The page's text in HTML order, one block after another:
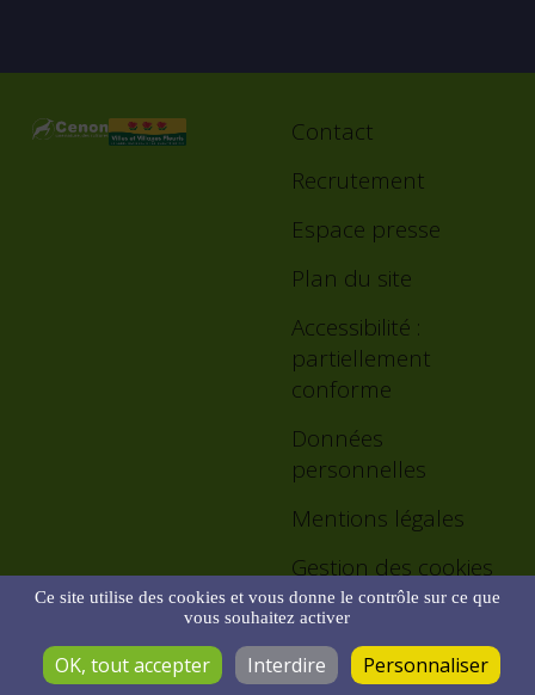
Footer
Contact
Recrutement
Espace presse
Plan du site
Accessibilité :
partiellement
conforme
Données
personnelles
Mentions légales
Gestion des cookies
Haut
Ce site utilise des cookies et vous donne le contrôle sur ce que
vous souhaitez activer
OK, tout accepter Interdire Personnaliser